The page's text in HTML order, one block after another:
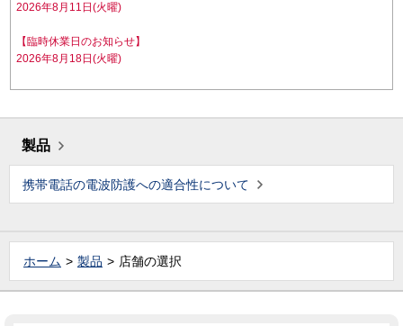
2026年8月11日(火曜)
【臨時休業日のお知らせ】
2026年8月18日(火曜)
製品
携帯電話の電波防護への適合性について
ホーム 製品 店舗の選択